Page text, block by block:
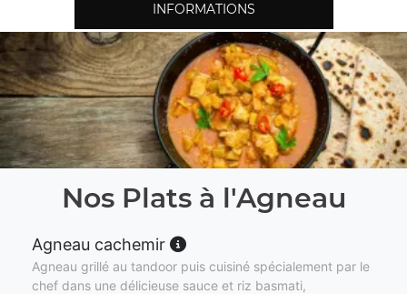
INFORMATIONS
Nos Plats à l'Agneau
Agneau cachemir
Agneau grillé au tandoor puis cuisiné spécialement par le
chef dans une délicieuse sauce et riz basmati,